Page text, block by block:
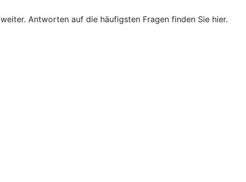
Antworten auf die häufigsten Fragen finden Sie hier.